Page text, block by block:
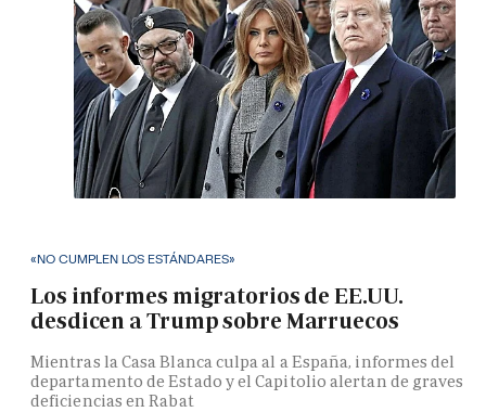
«NO CUMPLEN LOS ESTÁNDARES»
Los informes migratorios de EE.UU.
desdicen a Trump sobre Marruecos
Mientras la Casa Blanca culpa al a España, informes del
departamento de Estado y el Capitolio alertan de graves
deficiencias en Rabat